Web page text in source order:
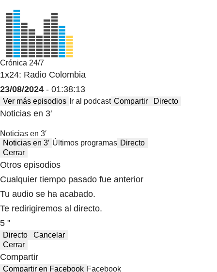
Crónica 24/7
1x24: Radio Colombia
23/08/2024 - 01:38:13
Ver más episodios Ir al podcast Compartir Directo
Noticias en 3′
Noticias en 3′
Noticias en 3′ Últimos programas Directo
Cerrar
Otros episodios
Cualquier tiempo pasado fue anterior
Tu audio se ha acabado.
Te redirigiremos al directo.
5 "
Directo
Cancelar
Cerrar
Compartir
Compartir en Facebook Facebook